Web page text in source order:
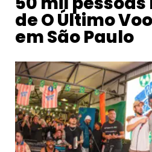
de O Último
em São Paulo